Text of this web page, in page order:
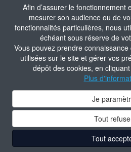
Afin d’assurer le fonctionnement
mesurer son audience ou de
fonctionnalités particulières, nous
échéant sous réserve de
Vous pouvez prendre
utilisées sur le site et gérer vos
dépôt des cookies, en
Plus
Je
Tout
Tout